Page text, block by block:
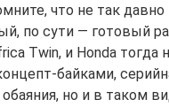
что не так
по сути — готовый
Twin, и Honda
байками,
но и в таком